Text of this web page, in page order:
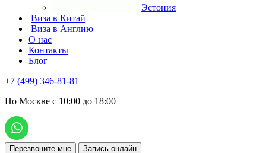
Эстония
Виза в Китай
Виза в Англию
О нас
Контакты
Блог
+7 (499) 346-81-81
По Москве с 10:00 до 18:00
Перезвоните мне Запись онлайн